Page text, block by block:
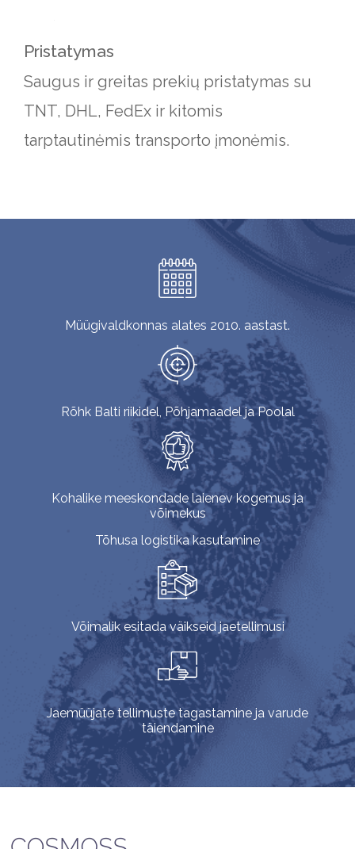
Pristatymas
Saugus ir greitas prekių pristatymas su
TNT, DHL, FedEx ir kitomis
tarptautinėmis transporto įmonėmis.
Müügivaldkonnas alates 2010. aastast.
Rõhk Balti riikidel, Põhjamaadel ja Poolal
Kohalike meeskondade laienev kogemus ja
võimekus
Tõhusa logistika kasutamine
Võimalik esitada väikseid jaetellimusi
Jaemüüjate tellimuste tagastamine ja varude
täiendamine